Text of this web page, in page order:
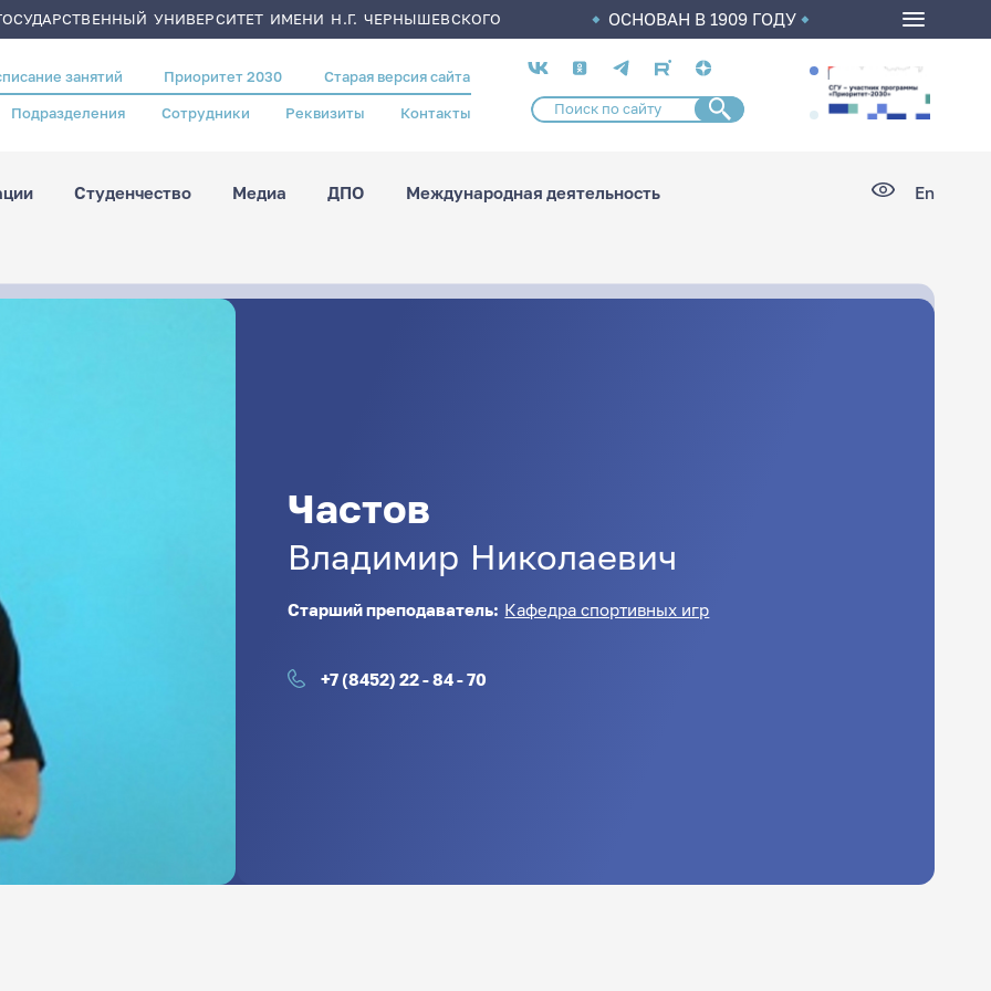
УНИВЕРСИТЕТ ИМЕНИ Н.Г. ЧЕРНЫШЕВСКОГО ОСНОВАН В 1909 ГОДУ
занятий Приоритет 2030 Старая версия сайта
Подразделения Сотрудники Реквизиты Контакты
Социальные
сети
Студенчество Медиа ДПО Международная деятельность En
Частов
Владимир Николаевич
Старший преподаватель: Кафедра спортивных игр
+7 (8452) 22 - 84 - 70